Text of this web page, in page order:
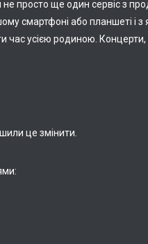
просто ще один сервіс з
смартфоні або планшеті і з
час усією родиною.
це змінити.